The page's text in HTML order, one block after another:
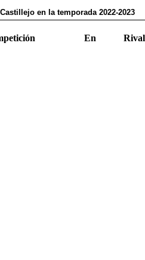
en la temporada 2022-2023
En Rival